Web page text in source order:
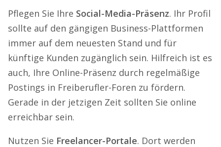
Pflegen Sie Ihre Social-Media-Präsenz. Ihr Profil
sollte auf den gängigen Business-Plattformen
immer auf dem neuesten Stand und für
künftige Kunden zugänglich sein. Hilfreich ist es
auch, Ihre Online-Präsenz durch regelmäßige
Postings in Freiberufler-Foren zu fördern.
Gerade in der jetzigen Zeit sollten Sie online
erreichbar sein.
Nutzen Sie Freelancer-Portale. Dort werden